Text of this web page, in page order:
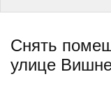
Снять
улице